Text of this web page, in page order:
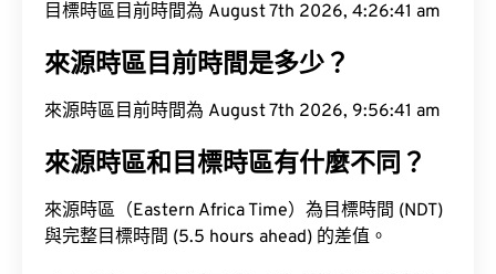
目標時區目前時間為 August 7th 2026, 4:26:41 am
來源時區目前時間是多少？
來源時區目前時間為 August 7th 2026, 9:56:41 am
來源時區和目標時區有什麼不同？
來源時區（Eastern Africa Time）為目標時間 (NDT)
與完整目標時間 (5.5 hours ahead) 的差值。